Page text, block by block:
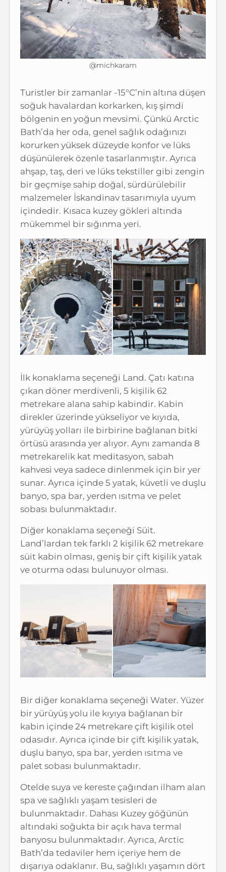
@michkaram
Turistler bir zamanlar -15°C’nin altına düşen
soğuk havalardan korkarken, kış şimdi
bölgenin en yoğun mevsimi. Çünkü Arctic
Bath’da her oda, genel sağlık odağınızı
korurken yüksek düzeyde konfor ve lüks
düşünülerek özenle tasarlanmıştır. Ayrıca
ahşap, taş, deri ve lüks tekstiller gibi zengin
bir geçmişe sahip doğal, sürdürülebilir
malzemeler İskandinav tasarımıyla uyum
içindedir. Kısaca kuzey gökleri altında
mükemmel bir sığınma yeri.
İlk konaklama seçeneği Land. Çatı katına
çıkan döner merdivenli, 5 kişilik 62
metrekare alana sahip kabindir. Kabin
direkler üzerinde yükseliyor ve kıyıda,
yürüyüş yolları ile birbirine bağlanan bitki
örtüsü arasında yer alıyor. Aynı zamanda 8
metrekarelik kat meditasyon, sabah
kahvesi veya sadece dinlenmek için bir yer
sunar. Ayrıca içinde 5 yatak, küvetli ve duşlu
banyo, spa bar, yerden ısıtma ve pelet
sobası bulunmaktadır.
Diğer konaklama seçeneği Süit.
Land’lardan tek farklı 2 kişilik 62 metrekare
süit kabin olması, geniş bir çift kişilik yatak
ve oturma odası bulunuyor olması.
Bir diğer konaklama seçeneği Water. Yüzer
bir yürüyüş yolu ile kıyıya bağlanan bir
kabin içinde 24 metrekare çift kişilik otel
odasıdır. Ayrıca içinde bir çift kişilik yatak,
duşlu banyo, spa bar, yerden ısıtma ve
palet sobası bulunmaktadır.
Otelde suya ve kereste çağından ilham alan
spa ve sağlıklı yaşam tesisleri de
bulunmaktadır. Dahası Kuzey göğünün
altındaki soğukta bir açık hava termal
banyosu bulunmaktadır. Ayrıca, Arctic
Bath’da tedaviler hem içeriye hem de
dışarıya odaklanır. Bu, sağlıklı yaşamın dört